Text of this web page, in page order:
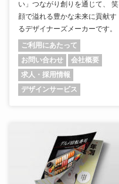
い」つながり創りを通じて、 笑
顔で溢れる豊かな未来に貢献す
るデザイナーズメーカーです。
ご利用にあたって
お問い合わせ
会社概要
求人・採用情報
デザインサービス